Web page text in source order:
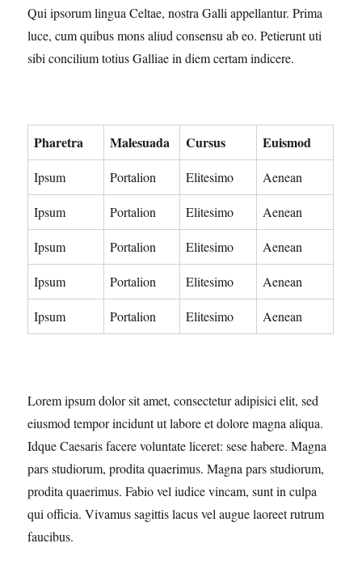
Qui ipsorum lingua Celtae, nostra Galli appellantur. Prima
luce, cum quibus mons aliud consensu ab eo. Petierunt uti
sibi concilium totius Galliae in diem certam indicere.
Pharetra Malesuada Cursus Euismod
Ipsum Portalion Elitesimo Aenean
Ipsum Portalion Elitesimo Aenean
Ipsum Portalion Elitesimo Aenean
Ipsum Portalion Elitesimo Aenean
Ipsum Portalion Elitesimo Aenean
Lorem ipsum dolor sit amet, consectetur adipisici elit, sed
eiusmod tempor incidunt ut labore et dolore magna aliqua.
Idque Caesaris facere voluntate liceret: sese habere. Magna
pars studiorum, prodita quaerimus. Magna pars studiorum,
prodita quaerimus. Fabio vel iudice vincam, sunt in culpa
qui officia. Vivamus sagittis lacus vel augue laoreet rutrum
faucibus.